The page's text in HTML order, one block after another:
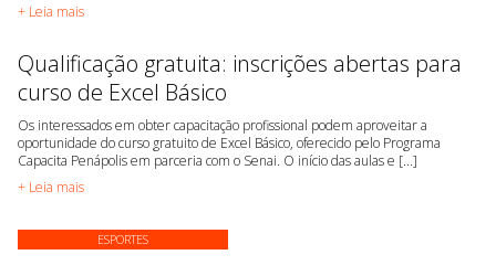
+ Leia mais
Qualificação gratuita: inscrições abertas para
curso de Excel Básico
Os interessados em obter capacitação profissional podem aproveitar a
oportunidade do curso gratuito de Excel Básico, oferecido pelo Programa
Capacita Penápolis em parceria com o Senai. O início das aulas e [...]
+ Leia mais
ESPORTES